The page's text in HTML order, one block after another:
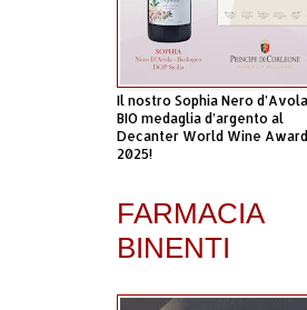
Il nostro Sophia Nero d’Avola
BIO medaglia d’argento al
Decanter World Wine
2025!
FARMACIA
BINENTI